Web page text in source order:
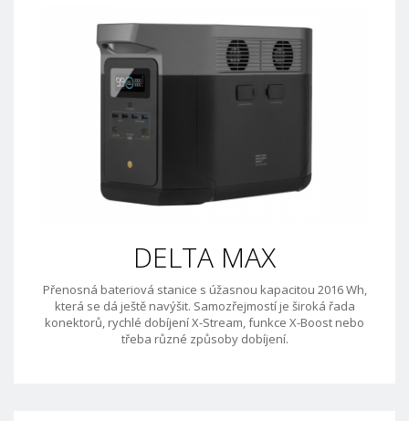
DELTA MAX
Přenosná bateriová stanice s úžasnou kapacitou 2016 Wh,
která se dá ještě navýšit. Samozřejmostí je široká řada
konektorů, rychlé dobíjení X-Stream, funkce X-Boost nebo
třeba různé způsoby dobíjení.